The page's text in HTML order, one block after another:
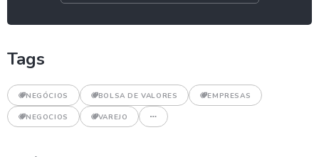
Tags
NEGÓCIOS BOLSA DE VALORES EMPRESAS
NEGOCIOS VAREJO